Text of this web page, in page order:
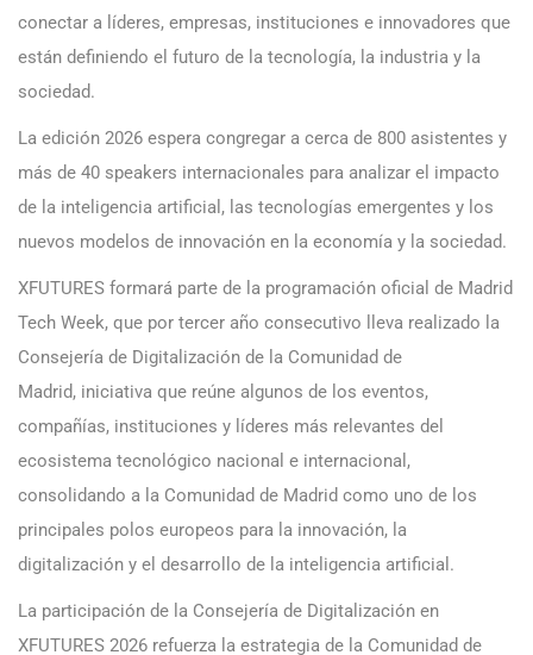
conectar a líderes, empresas, instituciones e innovadores que
están definiendo el futuro de la tecnología, la industria y la
sociedad.
La edición 2026 espera congregar a cerca de 800 asistentes y
más de 40 speakers internacionales para analizar el impacto
de la inteligencia artificial, las tecnologías emergentes y los
nuevos modelos de innovación en la economía y la sociedad.
XFUTURES formará parte de la programación oficial de Madrid
Tech Week, que por tercer año consecutivo lleva realizado la
Consejería de Digitalización de la Comunidad de
Madrid, iniciativa que reúne algunos de los eventos,
compañías, instituciones y líderes más relevantes del
ecosistema tecnológico nacional e internacional,
consolidando a la Comunidad de Madrid como uno de los
principales polos europeos para la innovación, la
digitalización y el desarrollo de la inteligencia artificial.
La participación de la Consejería de Digitalización en
XFUTURES 2026 refuerza la estrategia de la Comunidad de